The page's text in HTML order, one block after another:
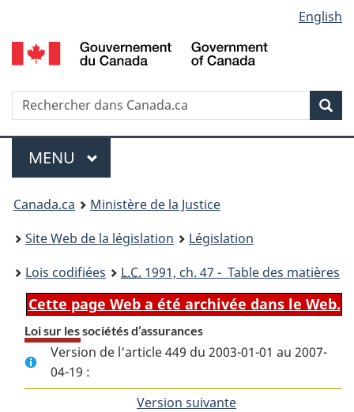
au
contenu
propos
de
la
HTML
simplifiée
selection
English
Recherche
Menu
MENU PRINCIPAL
You
are
here:
Canada.ca
Ministère de la Justice
Site Web de la législation
Législation
Lois codifiées
L.C. 1991, ch. 47 - Table des matières
Cette page Web a été archivée dans le Web.
Loi sur les sociétés d’assurances
Version de l'article 449 du 2003-01-01 au 2007-
04-19 :
Version suivante